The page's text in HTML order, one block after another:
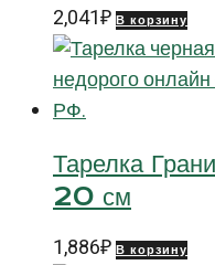
2,041₽ В корзину
Тарелка
20 см
1,886₽ В корзину